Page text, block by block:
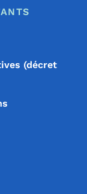
(décret